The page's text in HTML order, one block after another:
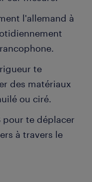
l'allemand à
te
des matériaux
ou ciré.
pour te déplacer
à travers le